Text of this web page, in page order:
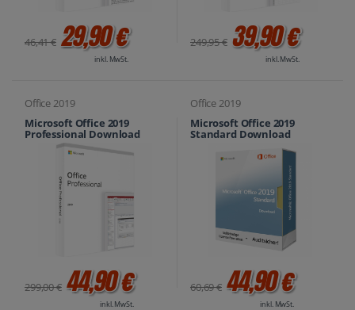
46,41 € 29,90 €
inkl. MwSt.
249,95 € 39,90 €
inkl. MwSt.
Office 2019
Microsoft Office 2019
Professional Download
299,00 € 44,90 €
inkl. MwSt.
Office 2019
Microsoft Office 2019
Standard Download
60,69 € 44,90 €
inkl. MwSt.